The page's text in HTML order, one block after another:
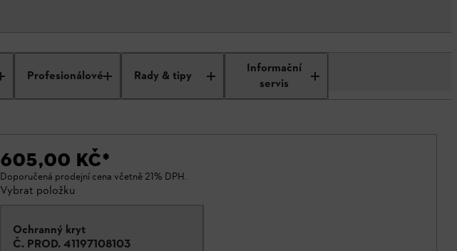
Profesionálové Rady & tipy
Informační
servis
605,00 KČ*
Doporučená prodejní cena včetně 21% DPH.
Vybrat položku
Ochranný kryt
Č. PROD. 41197108103